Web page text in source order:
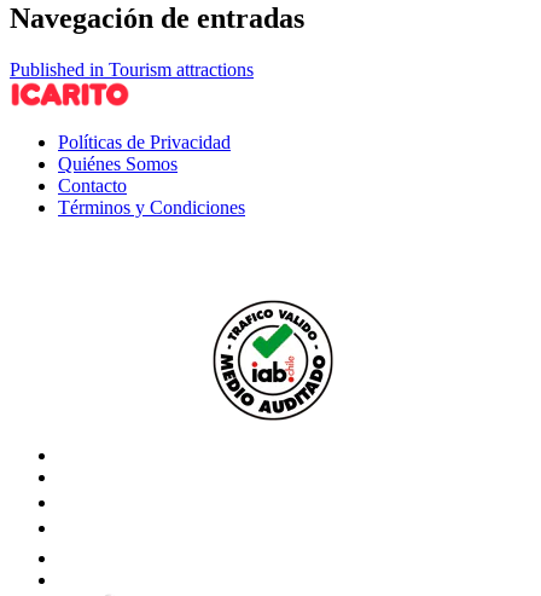
Navegación de entradas
Published in Tourism attractions
Políticas de Privacidad
Quiénes Somos
Contacto
Términos y Condiciones